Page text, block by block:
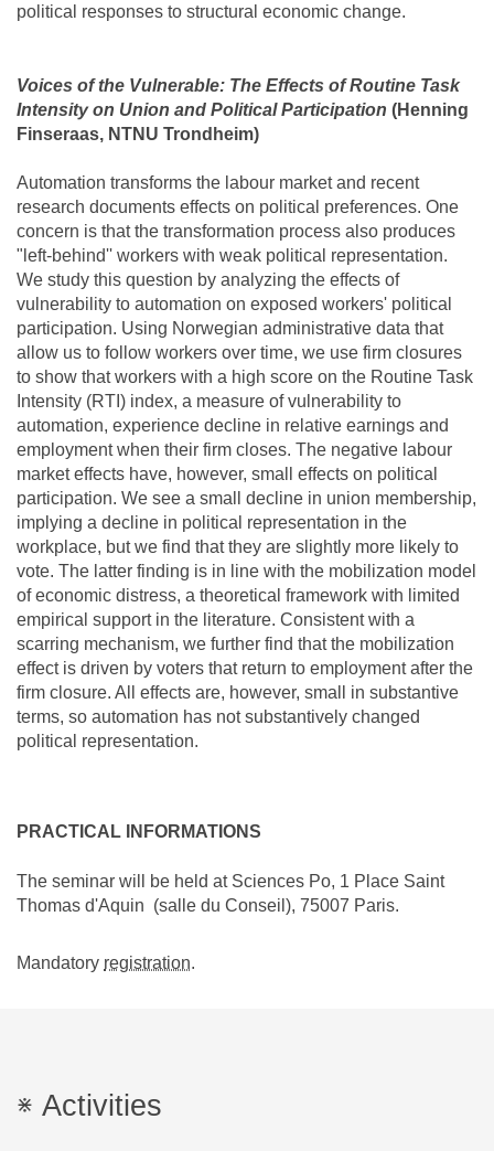
political responses to structural economic change.
Voices of the Vulnerable: The Effects of Routine Task
Intensity on Union and Political Participation (Henning
Finseraas, NTNU Trondheim)
Automation transforms the labour market and recent
research documents effects on political preferences. One
concern is that the transformation process also produces
"left-behind'' workers with weak political representation.
We study this question by analyzing the effects of
vulnerability to automation on exposed workers' political
participation. Using Norwegian administrative data that
allow us to follow workers over time, we use firm closures
to show that workers with a high score on the Routine Task
Intensity (RTI) index, a measure of vulnerability to
automation, experience decline in relative earnings and
employment when their firm closes. The negative labour
market effects have, however, small effects on political
participation. We see a small decline in union membership,
implying a decline in political representation in the
workplace, but we find that they are slightly more likely to
vote. The latter finding is in line with the mobilization model
of economic distress, a theoretical framework with limited
empirical support in the literature. Consistent with a
scarring mechanism, we further find that the mobilization
effect is driven by voters that return to employment after the
firm closure. All effects are, however, small in substantive
terms, so automation has not substantively changed
political representation.
PRACTICAL INFORMATIONS
The seminar will be held at Sciences Po, 1 Place Saint
Thomas d'Aquin (salle du Conseil), 75007 Paris.
Mandatory registration.
Activities